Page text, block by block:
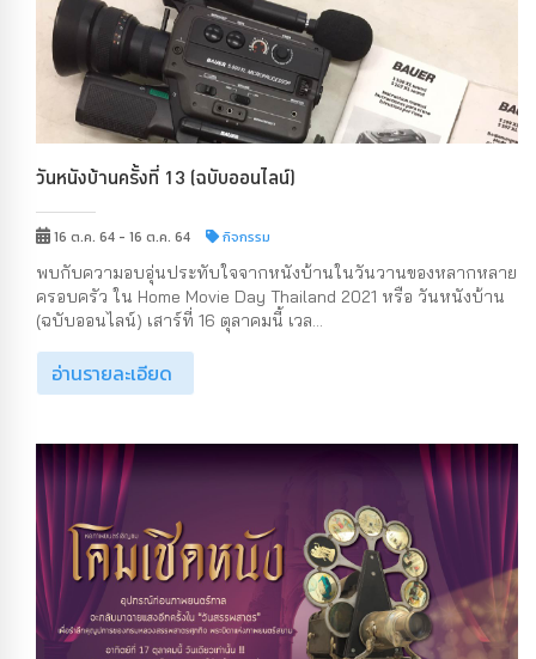
วันหนังบ้านครั้งที่ 13 (ฉบับออนไลน์)
16 ต.ค. 64 - 16 ต.ค. 64 กิจกรรม
พบกับความอบอุ่นประทับใจจากหนังบ้านในวันวานของหลากหลาย
ครอบครัว ใน Home Movie Day Thailand 2021 หรือ วันหนังบ้าน
(ฉบับออนไลน์) เสาร์ที่ 16 ตุลาคมนี้ เวล...
อ่านรายละเอียด